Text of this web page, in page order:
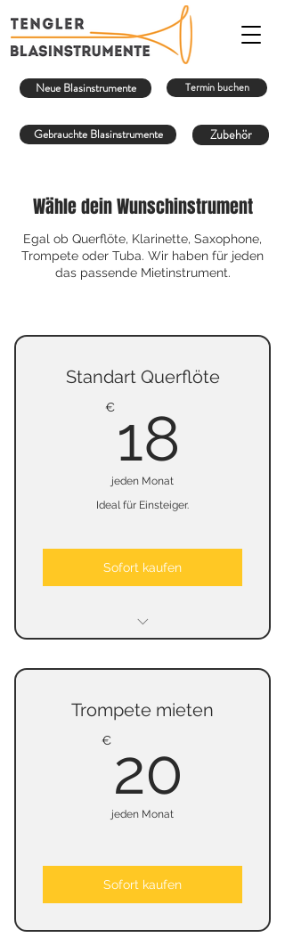
Gebrauchte Blasinstrumente Zubehör
Termin buchen
Neue Blasinstrumente
Wähle dein Wunschinstrument
Egal ob Querflöte, Klarinette, Saxophone,
Trompete oder Tuba. Wir haben für jeden
das passende Mietinstrument.
Standart Querflöte
€ 18
jeden Monat
Ideal für Einsteiger.
Sofort kaufen
keine Kaution
Trompete mieten
€ 20
jeden Monat
Sofort kaufen